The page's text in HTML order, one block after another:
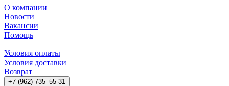
О компании
Новости
Вакансии
Помощь
Условия оплаты
Условия доставки
Возврат
+7 (962) 735‒55-31